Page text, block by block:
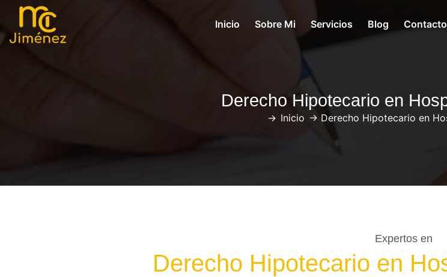
Inicio Sobre Mi Servicios Blog Contacto
Derecho Hipotecario en
-> Inicio -> Derecho Hipotecario en
Expertos en
Derecho Hipotecario en